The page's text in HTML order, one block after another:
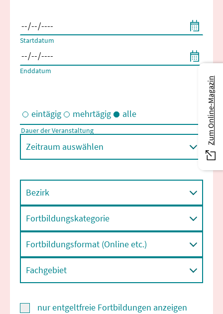
Startdatum
Enddatum
Eintägige und/oder mehrtägige Veranstaltungen
eintägig mehrtägig alle
Dauer der Veranstaltung
Zeitraum auswählen
Bezirk
Fortbildungskategorie
Fortbildungsformat (Online etc.)
Fachgebiet
nur entgeltfreie Fortbildungen anzeigen
Zum Online-Magazin